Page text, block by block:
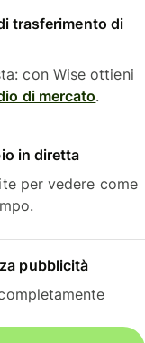
trasferimento di
con Wise ottieni
di mercato.
in diretta
per vedere come
pubblicità